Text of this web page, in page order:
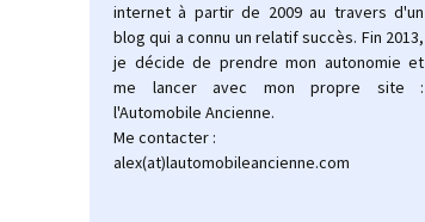
internet à partir de 2009 au travers d'un
blog qui a connu un relatif succès. Fin 2013,
je décide de prendre mon autonomie et
me lancer avec mon propre site :
l'Automobile Ancienne.
Me contacter :
alex(at)lautomobileancienne.com